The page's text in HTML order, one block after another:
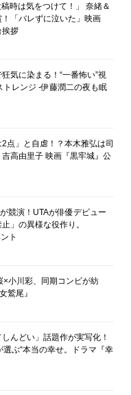
時は気をつけて！」 奈緒＆
「バレずに泣いた」映画
挨拶
気に染まる！“一番怖い”視
レンジ -伊藤潤二の夜も眠
点」と自虐！？本木雅弘は司
高由里子 映画『黒牢城』公
競演！UTAが俳優デビュー
」の異様な役作り。
ト
×小川彩、同期コンビが紡
鷲尾』
んどい」話題作が実写化！
ぶ“本当の幸せ。ドラマ『幸